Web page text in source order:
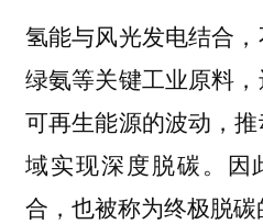
氢能与风光发电结合，
绿氨等关键工业原料
可再生能源的波动，
域实现深度脱碳。因
合，也被称为终极脱碳